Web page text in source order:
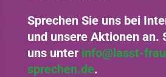
Sprechen Sie uns bei
und unsere Aktionen an.
uns unter info@lasst-
sprechen.de.